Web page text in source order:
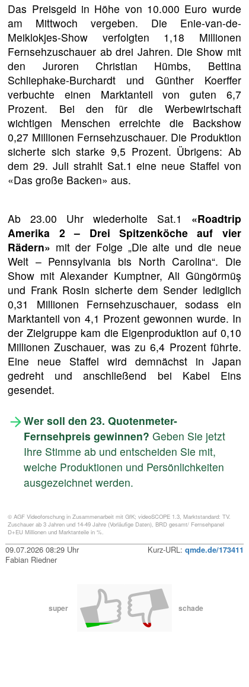
Das Preisgeld in Höhe von 10.000 Euro wurde
am Mittwoch vergeben. Die Enie-van-de-
Meiklokjes-Show verfolgten 1,18 Millionen
Fernsehzuschauer ab drei Jahren. Die Show mit
den Juroren Christian Hümbs, Bettina
Schliephake-Burchardt und Günther Koerffer
verbuchte einen Marktanteil von guten 6,7
Prozent. Bei den für die Werbewirtschaft
wichtigen Menschen erreichte die Backshow
0,27 Millionen Fernsehzuschauer. Die Produktion
sicherte sich starke 9,5 Prozent. Übrigens: Ab
dem 29. Juli strahlt Sat.1 eine neue Staffel von
«Das große Backen» aus.
Ab 23.00 Uhr wiederholte Sat.1 «Roadtrip
Amerika 2 – Drei Spitzenköche auf vier
Rädern» mit der Folge „Die alte und die neue
Welt – Pennsylvania bis North Carolina“. Die
Show mit Alexander Kumptner, Ali Güngörmüş
und Frank Rosin sicherte dem Sender lediglich
0,31 Millionen Fernsehzuschauer, sodass ein
Marktanteil von 4,1 Prozent gewonnen wurde. In
der Zielgruppe kam die Eigenproduktion auf 0,10
Millionen Zuschauer, was zu 6,4 Prozent führte.
Eine neue Staffel wird demnächst in Japan
gedreht und anschließend bei Kabel Eins
gesendet.
Wer soll den 23. Quotenmeter-
Fernsehpreis gewinnen? Geben Sie jetzt
Ihre Stimme ab und entscheiden Sie mit,
welche Produktionen und Persönlichkeiten
ausgezeichnet werden.
© AGF Videoforschung in Zusammenarbeit mit GfK; videoSCOPE 1.3, Marktstandard: TV.
Zuschauer ab 3 Jahren und 14-49 Jahre (Vorläufige Daten), BRD gesamt/ Fernsehpanel
D+EU Millionen und Marktanteile in %.
09.07.2026 08:29 Uhr Kurz-URL: qmde.de/173411
Fabian Riedner
super schade